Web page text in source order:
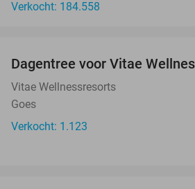
Verkocht: 184.558
Dagentree voor Vitae
Vitae Wellnessresorts
Goes
Verkocht: 1.123